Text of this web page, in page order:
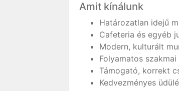
Amit kínálunk
Határozatlan idejű
Cafeteria és egyéb
Modern, kulturált
Folyamatos
Támogató, korrekt
Kedvezményes